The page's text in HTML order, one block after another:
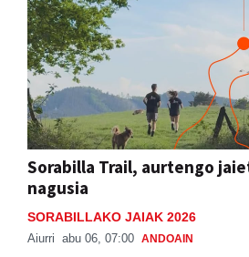
Sorabilla Trail, aurtengo
nagusia
SORABILLAKO JAIAK 2026
Aiurri abu 06, 07:00 ANDOAIN